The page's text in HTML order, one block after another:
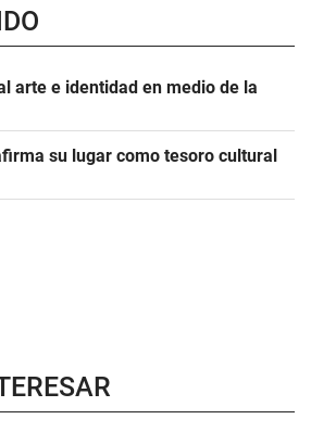
arte e identidad en medio de la
su lugar como tesoro cultural